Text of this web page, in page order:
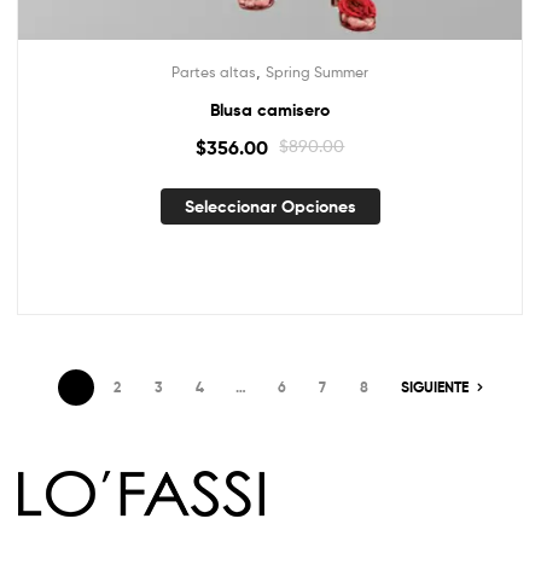
Partes altas Spring Summer
Blusa camisero
$890.00
$356.00
Seleccionar Opciones
2 3 4 … 6 7 8 SIGUIENTE